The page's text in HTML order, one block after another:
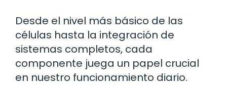
Desde el nivel más básico de las
células hasta la integración de
sistemas completos, cada
componente juega un papel crucial
en nuestro funcionamiento diario.